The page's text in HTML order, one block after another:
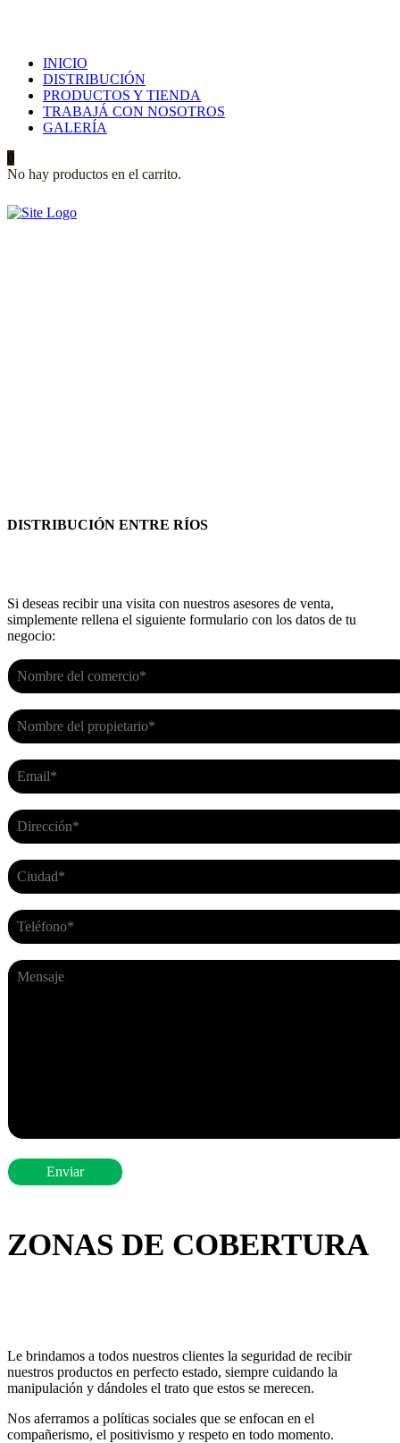
INICIO
DISTRIBUCIÓN
PRODUCTOS Y TIENDA
TRABAJÁ CON NOSOTROS
GALERÍA
0
No hay productos en el carrito.
DISTRIBUCIÓN ENTRE RÍOS
Si deseas recibir una visita con nuestros asesores de venta,
simplemente rellena el siguiente formulario con los datos de tu
negocio:
ZONAS DE COBERTURA
Le brindamos a todos nuestros clientes la seguridad de recibir
nuestros productos en perfecto estado, siempre cuidando la
manipulación y dándoles el trato que estos se merecen.
Nos aferramos a políticas sociales que se enfocan en el
compañerismo, el positivismo y respeto en todo momento.